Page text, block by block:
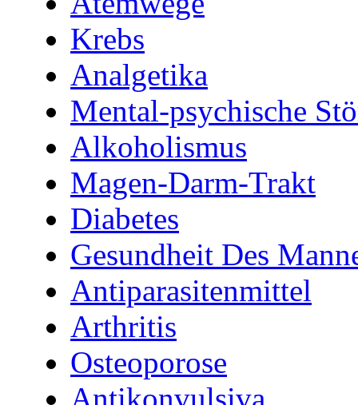
Krebs
Analgetika
Mental-psychische
Alkoholismus
Magen-Darm-Trakt
Diabetes
Gesundheit Des
Antiparasitenmittel
Arthritis
Osteoporose
Antikonvulsiva